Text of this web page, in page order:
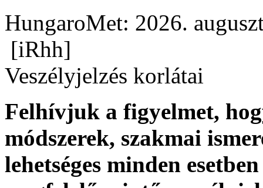
HungaroMet: 2026.
[iRhh]
Veszélyjelzés korlátai
Felhívjuk a figyelmet,
módszerek, szakmai
lehetséges minden